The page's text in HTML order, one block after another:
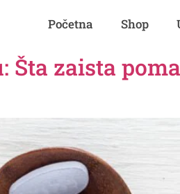
Početna Shop
zaista